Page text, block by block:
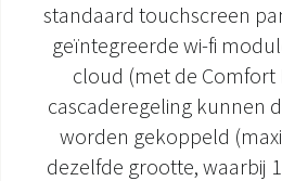
standaard touchscreen
geïntegreerde wi-fi
cloud (met de Comfort
cascaderegeling kunnen
worden gekoppeld
dezelfde grootte, waarbij